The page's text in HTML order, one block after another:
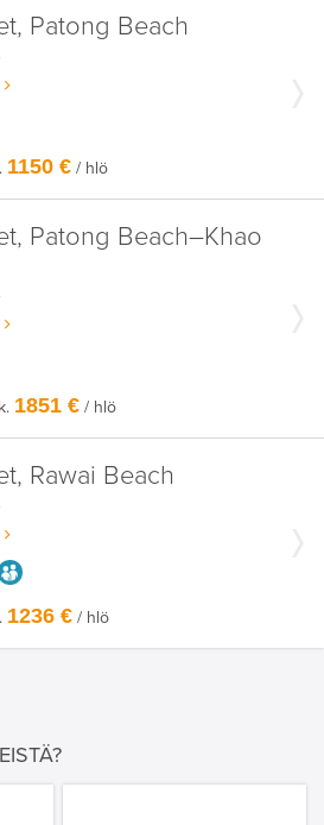
Patong Beach
OLOON
1150 € / hlö
Patong Beach–Khao
1851 € / hlö
Rawai Beach
PERHEELLE
OLOON
1236 € / hlö